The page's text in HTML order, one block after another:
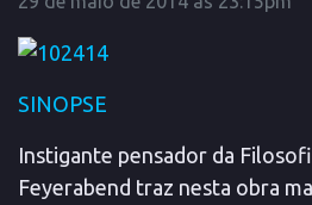
SINOPSE
Instigante pensador da
Feyerabend traz nesta obra